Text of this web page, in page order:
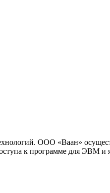
ООО «Ваан»
к программе для ЭВМ и